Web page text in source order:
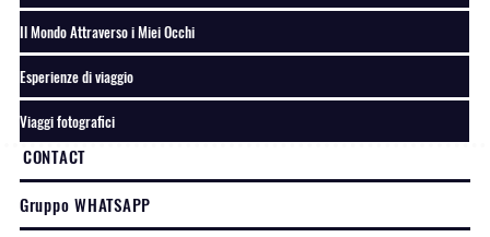
Il Mondo Attraverso i Miei Occhi
Esperienze di viaggio
Viaggi fotografici
CONTACT
Gruppo WHATSAPP